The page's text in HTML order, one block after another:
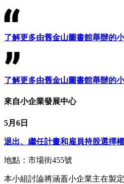
了解更多由舊金山圖書館舉辦的小
了解更多由舊金山圖書館舉辦的小
來自小企業發展中心
5月6日
退出、繼任計畫和雇員持股選擇權
地點：市場街455號
本小組討論將涵蓋小企業主在製